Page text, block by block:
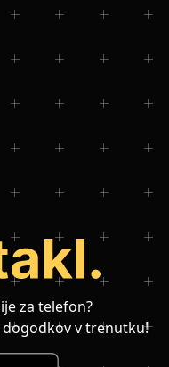
za telefon?
v trenutku!